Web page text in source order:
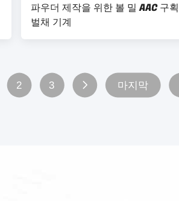
파우더 제작을 위한 볼 밀 AAC 구획
벌채 기계
2 3 마지막